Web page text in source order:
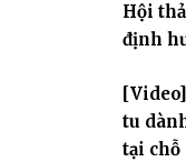
Hội
định
tu
tại chỗ